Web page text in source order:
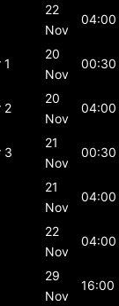
22
Nov
04:00
20
Nov
00:30
2
20
Nov
04:00
3
21
Nov
00:30
21
Nov
04:00
22
Nov
04:00
29
Nov
16:00